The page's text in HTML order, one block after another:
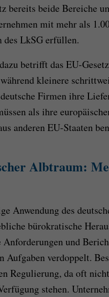
bereits beide Bereiche
mit mehr als
des LkSG erfüllen.
betrifft das EU-
kleinere
deutsche Firmen ihre
als ihre
anderen EU-Staaten
Albtraum:
Anwendung des
bürokratische
Anforderungen und
Aufgaben verdoppelt.
Regulierung, da oft
stehen.